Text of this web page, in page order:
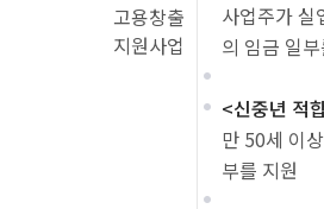
고용창출
지원사업
사업주가 실
의 임금 일
<신중년 적
만 50세 이
부를 지원